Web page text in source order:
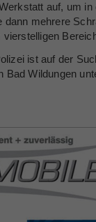
auf, um in
dann mehrere
vierstelligen
ist auf der
Bad Wildungen